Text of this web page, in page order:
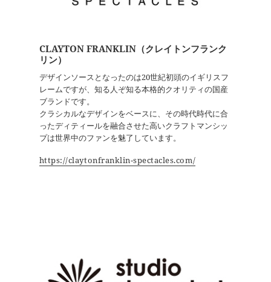
CLAYTON FRANKLIN（クレイトンフランク
リン）
デザインソースとなったのは20世紀初頭のイギリスフ
レームですが、知る人ぞ知る本格的クオリティの国産
ブランドです。
クラシカルなデザインをベースに、その時代時代に合
ったディティールを融合させた高いクラフトマンシッ
プは世界中のファンを魅了しています。
https://claytonfranklin-spectacles.com/